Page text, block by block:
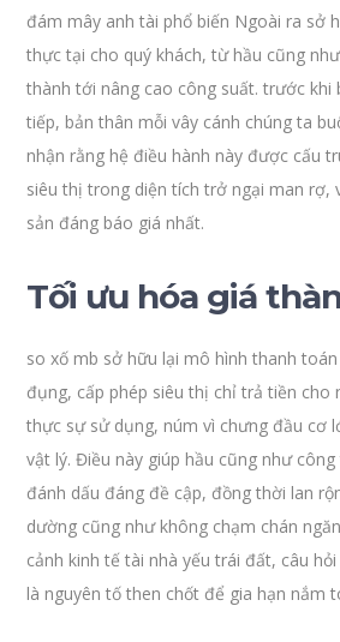
đám mây anh tài phổ biến Ngoài ra sở
thực tại cho quý khách, từ hầu cũng
thành tới nâng cao công suất. trước khi
tiếp, bản thân mỗi vây cánh chúng ta
nhận rằng hệ điều hành này được cấu
siêu thị trong diện tích trở ngại man rợ,
sản đáng báo giá nhất.
Tối ưu hóa giá
so xố mb sở hữu lại mô hình thanh
đụng, cấp phép siêu thị chỉ trả tiền cho
thực sự sử dụng, núm vì chưng đầu cơ
vật lý. Điều này giúp hầu cũng như
đánh dấu đáng đề cập, đồng thời lan
dường cũng như không chạm chán
cảnh kinh tế tài nhà yếu trái đất, câu
là nguyên tố then chốt để gia hạn nắm